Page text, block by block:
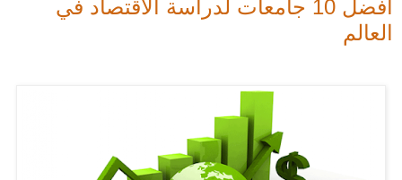
أفضل 10 جامعات لدراسة الاقتصاد في
العالم